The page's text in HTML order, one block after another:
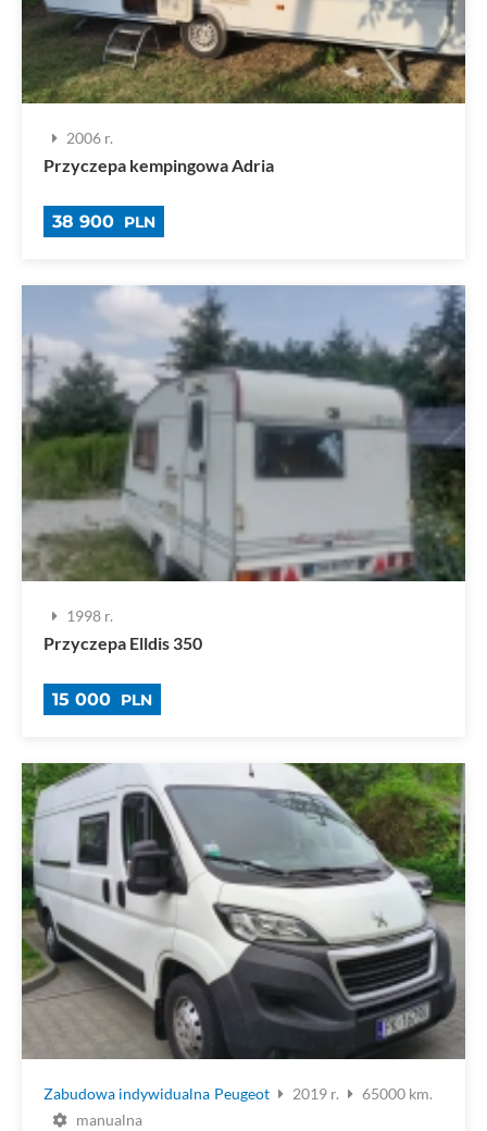
2006 r.
Przyczepa kempingowa Adria
38 900 PLN
1998 r.
Przyczepa Elldis 350
15 000 PLN
Zabudowa indywidualna Peugeot 2019 r.
65000 km.
manualna